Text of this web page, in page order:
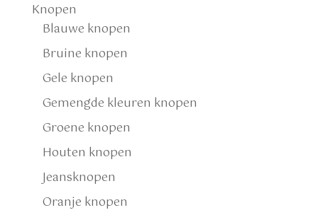
Knopen
Blauwe knopen
Bruine knopen
Gele knopen
Gemengde kleuren knopen
Groene knopen
Houten knopen
Jeansknopen
Oranje knopen